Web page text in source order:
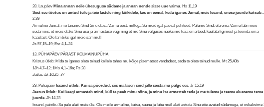
28. LaupäevMina annan neile ühesuguse südame ja annan nende sisse uue vaimu.Hs 11,19
Sest see tõotus on antud teile ja teie lastele ning kõikidele, kes on eemal, keda iganes Jumal, meie Issand, enese juurde kutsub.
2,39
Armuline Jumal, me täname Sind Sinu elava Vaimu eest, millega Sa meid igal päeval pühitsed. Palume Sind, ela oma Vaimu läbi meie
südameis, et meis elaks Sinu usu ja armastuse vägi ning et me Sinu valguses näeksime käia oma teed, kuulata ligimest ja teenida oma
kaaslast. Ole lambiks igal meie sammul!
Js 57,15–19; Esr 4,1–24
13. PÜHAPÄEV PÄRAST KOLMAINUPÜHA
Kristus ütleb: Mida te iganes olete teinud kellele tahes mu kõige pisematest vendadest, seda te olete teinud mulle. Mt 25,40b
1Jh 4,7–12; 1Ms 4,1–16a; Ps 28
Jutlus: Lk 10,25–37
29. Pühapäev Issand ütleb: Kui sa pöördud, siis ma lasen sind jälle seista mu palge ees.Jr 15,19
Jeesus ütleb: Kui keegi armastab mind, küll ta peab minu sõna, ja minu Isa armastab teda ja me tuleme ja teeme eluaseme tema
juurde.Jh 14,23
Issand, paistku Su pale alati meie üle. Ole meile armuline, kutsu, suuna ja luba meil alati astuda Sinu ette avatud südamega, et oskaksime